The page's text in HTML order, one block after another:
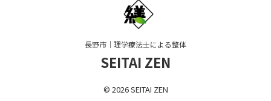
長野市｜理学療法士による整体
SEITAI ZEN
© 2026 SEITAI ZEN